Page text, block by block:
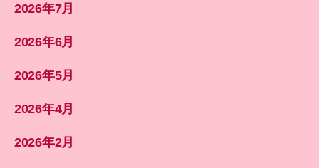
2026年7月
2026年6月
2026年5月
2026年4月
2026年2月